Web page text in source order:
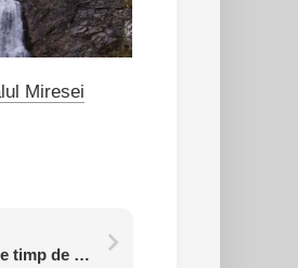
Miresei
Românul e tot român și pe timp de război